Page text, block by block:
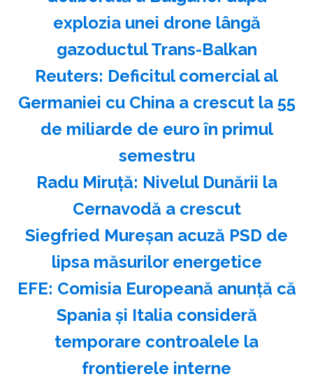
explozia unei drone lângă
gazoductul Trans-Balkan
Reuters: Deficitul comercial al
Germaniei cu China a crescut la 55
de miliarde de euro în primul
semestru
Radu Miruţă: Nivelul Dunării la
Cernavodă a crescut
Siegfried Mureşan acuză PSD de
lipsa măsurilor energetice
EFE: Comisia Europeană anunţă că
Spania şi Italia consideră
temporare controalele la
frontierele interne